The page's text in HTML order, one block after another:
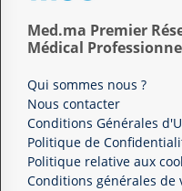
Med.ma Premier
Médical
Qui sommes nous ?
Nous contacter
Conditions Générales
Politique de
Politique relative aux
Conditions générales de